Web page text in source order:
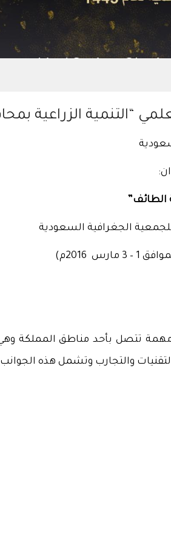
الطائف”
تتصل بأحد مناطق المملكة وهي
والتجارب وتشمل هذه الجوانب